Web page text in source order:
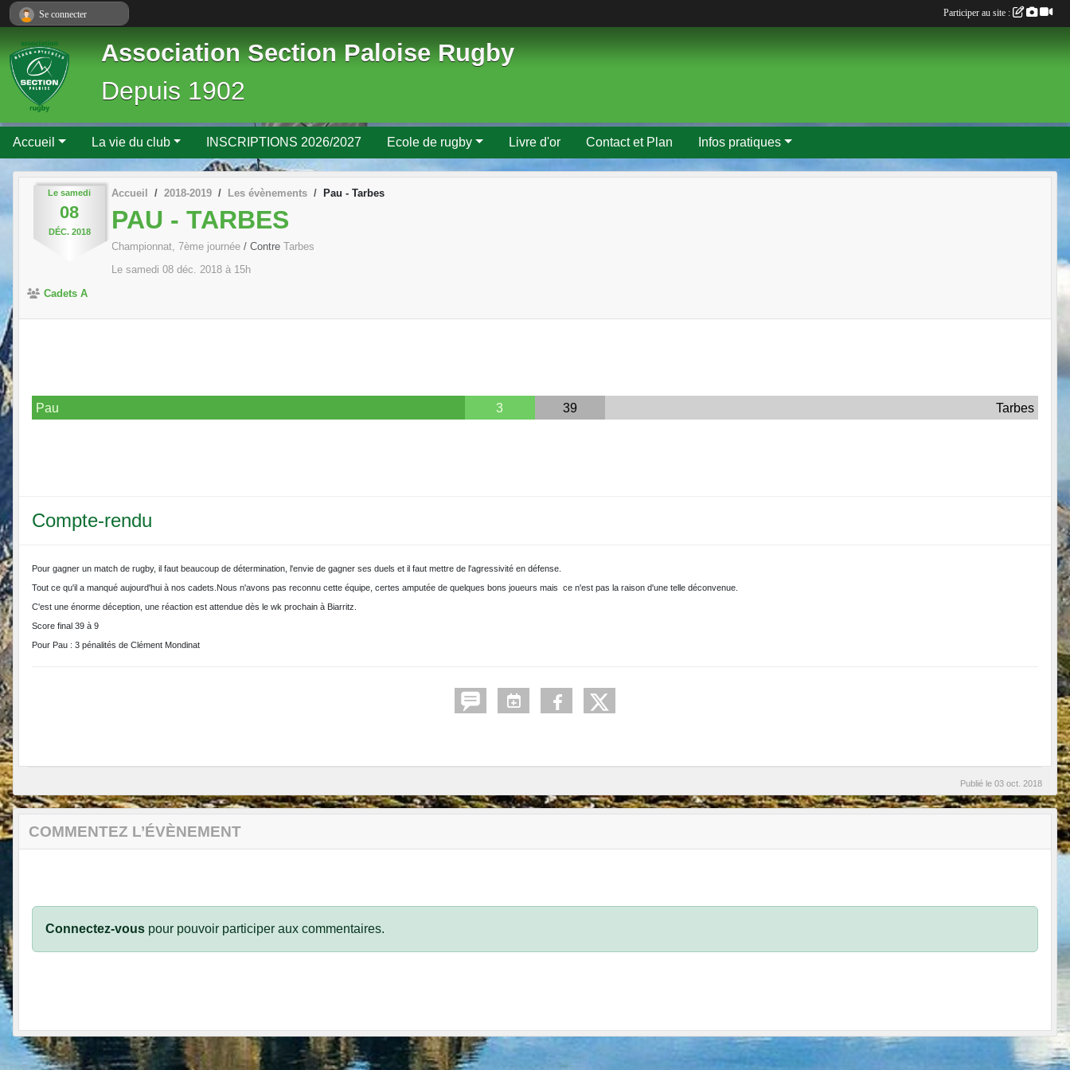
Association Section Paloise Rugby
Depuis 1902
Accueil La vie du club INSCRIPTIONS 2026/2027 Ecole de rugby Livre d'or Contact et Plan Infos pratiques
Le samedi
08
DÉC. 2018
Accueil 2018-2019 Les évènements Pau - Tarbes
PAU - TARBES
Championnat, 7ème journée / Contre Tarbes
Le samedi 08 déc. 2018 à 15h
Cadets A
Pau 3 39 Tarbes
Compte-rendu
Pour gagner un match de rugby, il faut beaucoup de détermination, l'envie de gagner ses duels et il faut mettre de l'agressivité en défense.
Tout ce qu'il a manqué aujourd'hui à nos cadets.Nous n'avons pas reconnu cette équipe, certes amputée de quelques bons joueurs mais ce n'est pas la raison d'une telle déconvenue.
C'est une énorme déception, une réaction est attendue dès le wk prochain à Biarritz.
Score final 39 à 9
Pour Pau : 3 pénalités de Clément Mondinat
Publié le 03 oct. 2018
COMMENTEZ L’ÉVÈNEMENT
Connectez-vous pour pouvoir participer aux commentaires.
Se connecter Participer au site :
Panneau de gestion des cookies